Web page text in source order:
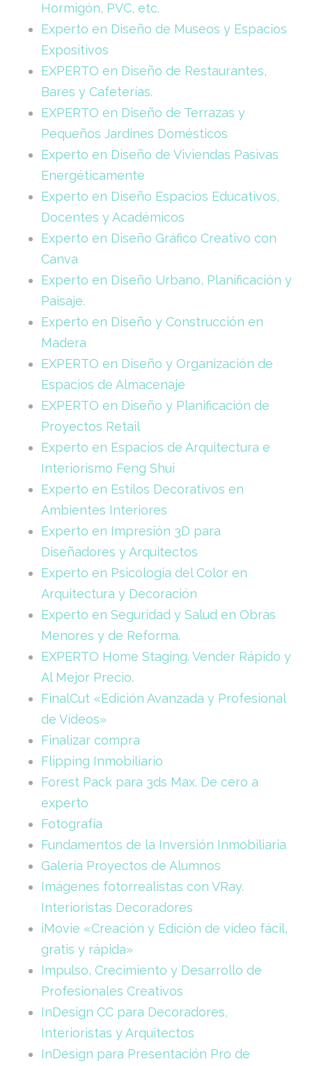
Hormigón, PVC, etc.
Experto en Diseño de Museos y Espacios
Expositivos
EXPERTO en Diseño de Restaurantes,
Bares y Cafeterías.
EXPERTO en Diseño de Terrazas y
Pequeños Jardines Domésticos
Experto en Diseño de Viviendas Pasivas
Energéticamente
Experto en Diseño Espacios Educativos,
Docentes y Académicos
Experto en Diseño Gráfico Creativo con
Canva
Experto en Diseño Urbano, Planificación y
Paisaje.
Experto en Diseño y Construcción en
Madera
EXPERTO en Diseño y Organización de
Espacios de Almacenaje
EXPERTO en Diseño y Planificación de
Proyectos Retail
Experto en Espacios de Arquitectura e
Interiorismo Feng Shui
Experto en Estilos Decorativos en
Ambientes Interiores
Experto en Impresión 3D para
Diseñadores y Arquitectos
Experto en Psicología del Color en
Arquitectura y Decoración
Experto en Seguridad y Salud en Obras
Menores y de Reforma.
EXPERTO Home Staging. Vender Rápido y
Al Mejor Precio.
FinalCut «Edición Avanzada y Profesional
de Vídeos»
Finalizar compra
Flipping Inmobiliario
Forest Pack para 3ds Max. De cero a
experto
Fotografía
Fundamentos de la Inversión Inmobiliaria
Galería Proyectos de Alumnos
Imágenes fotorrealistas con VRay.
Interioristas Decoradores
iMovie «Creación y Edición de vídeo fácil,
gratis y rápida»
Impulso, Crecimiento y Desarrollo de
Profesionales Creativos
InDesign CC para Decoradores,
Interioristas y Arquitectos
InDesign para Presentación Pro de